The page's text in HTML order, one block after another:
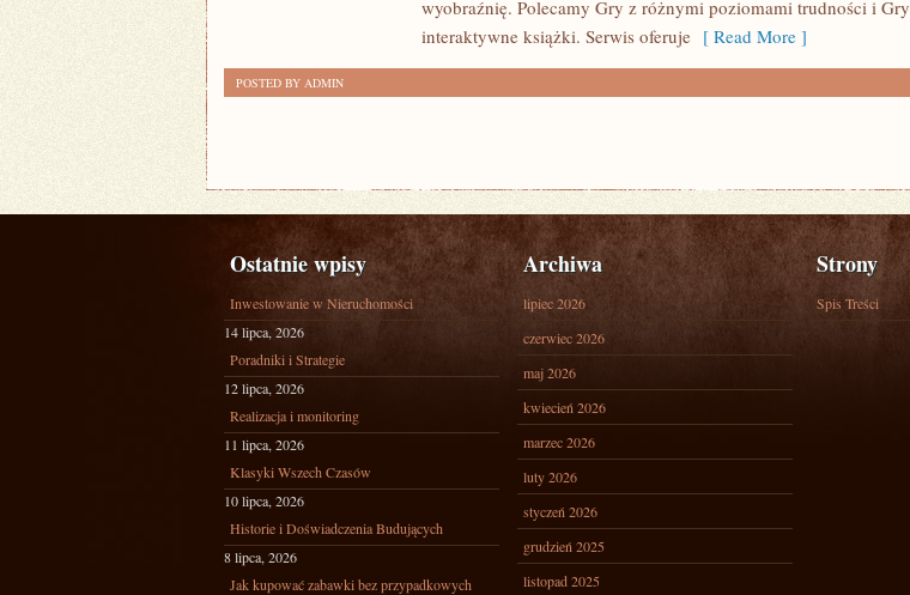
wyobraźnię. Polecamy Gry z różnymi poziomami trudności i Gry
interaktywne książki. Serwis oferuje [ Read More ]
POSTED BY ADMIN
Ostatnie wpisy
Inwestowanie w Nieruchomości
14 lipca, 2026
Poradniki i Strategie
12 lipca, 2026
Realizacja i monitoring
11 lipca, 2026
Klasyki Wszech Czasów
10 lipca, 2026
Historie i Doświadczenia Budujących
8 lipca, 2026
Jak kupować zabawki bez przypadkowych
Archiwa
lipiec 2026
czerwiec 2026
maj 2026
kwiecień 2026
marzec 2026
luty 2026
styczeń 2026
grudzień 2025
listopad 2025
Strony
Spis Treści